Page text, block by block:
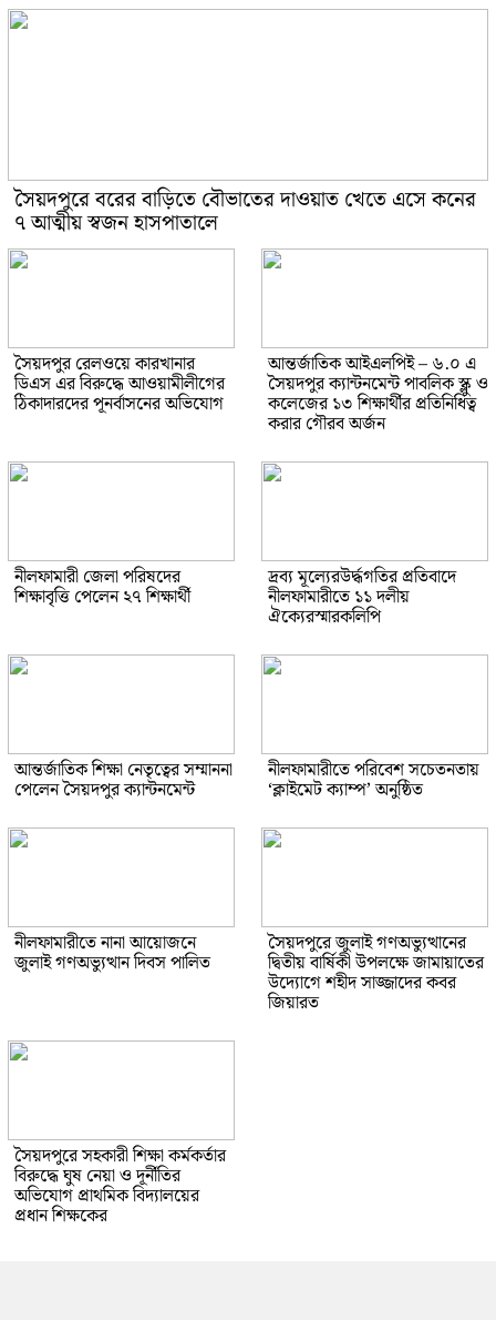
সৈয়দপুরে বরের বাড়িতে বৌভাতের দাওয়াত খেতে এসে কনের
৭ আত্মীয় স্বজন হাসপাতালে
সৈয়দপুর রেলওয়ে কারখানার
ডিএস এর বিরুদ্ধে আওয়ামীলীগের
ঠিকাদারদের পূনর্বাসনের অভিযোগ
আন্তর্জাতিক আইএলপিই – ৬.০ এ
সৈয়দপুর ক্যান্টনমেন্ট পাবলিক স্ক্লু ও
কলেজের ১৩ শিক্ষার্থীর প্রতিনিধিত্ব
করার গৌরব অর্জন
নীলফামারী জেলা পরিষদের
শিক্ষাবৃত্তি পেলেন ২৭ শিক্ষার্থী
দ্রব্য মূল্যেরউর্দ্ধগতির প্রতিবাদে
নীলফামারীতে ১১ দলীয়
ঐক্যেরস্মারকলিপি
আন্তর্জাতিক শিক্ষা নেতৃত্বের সম্মাননা
পেলেন সৈয়দপুর ক্যান্টনমেন্ট
নীলফামারীতে পরিবেশ সচেতনতায়
‘ক্লাইমেট ক্যাম্প’ অনুষ্ঠিত
নীলফামারীতে নানা আয়োজনে
জুলাই গণঅভ্যুত্থান দিবস পালিত
সৈয়দপুরে জুলাই গণঅভ্যুত্থানের
দ্বিতীয় বার্ষিকী উপলক্ষে জামায়াতের
উদ্যোগে শহীদ সাজ্জাদের কবর
জিয়ারত
সৈয়দপুরে সহকারী শিক্ষা কর্মকর্তার
বিরুদ্ধে ঘুষ নেয়া ও দূর্নীতির
অভিযোগ প্রাথমিক বিদ্যালয়ের
প্রধান শিক্ষকের